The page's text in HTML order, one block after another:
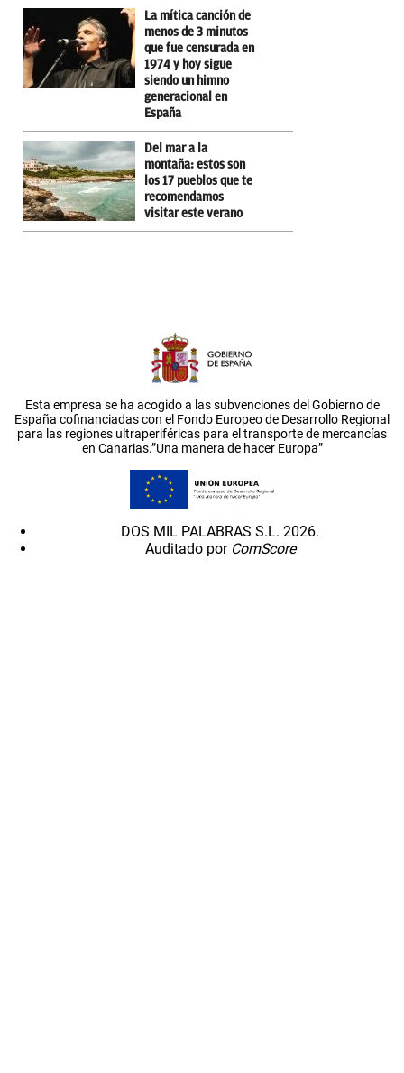
La mítica canción de
menos de 3 minutos
que fue censurada en
1974 y hoy sigue
siendo un himno
generacional en
España
Del mar a la
montaña: estos son
los 17 pueblos que te
recomendamos
visitar este verano
Esta empresa se ha acogido a las subvenciones del Gobierno de
España cofinanciadas con el Fondo Europeo de Desarrollo Regional
para las regiones ultraperiféricas para el transporte de mercancías
en Canarias.”Una manera de hacer Europa”
DOS MIL PALABRAS S.L. 2026.
Auditado por ComScore